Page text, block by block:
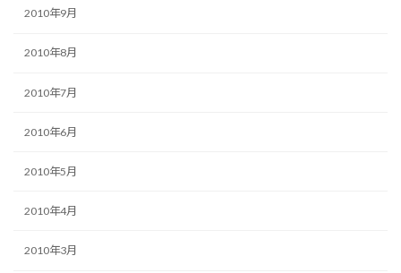
2010年9月
2010年8月
2010年7月
2010年6月
2010年5月
2010年4月
2010年3月